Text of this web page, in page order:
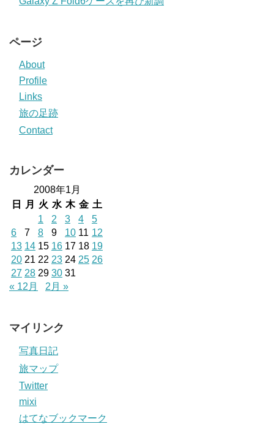
ページ
About
Profile
Links
旅の足跡
Contact
カレンダー
2008年1月
日
月 火 水 木 金 土
1
2 3 4
5
6
7 8 9 10 11 12
13 14 15 16 17 18 19
20 21 22 23 24 25 26
27 28 29 30 31
« 12月
2月 »
マイリンク
写真日記
旅マップ
Twitter
mixi
はてなブックマーク